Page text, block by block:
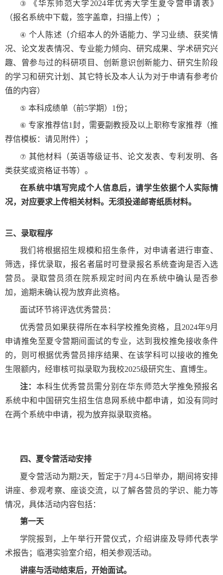
③ 《华东师范大学2024年优秀大学生夏令营申请表》
（报名系统中下载，签字盖章，扫描上传）；
④ 个人陈述（介绍本人的外语能力、学习业绩、获奖情
况、论文发表情况、专业能力倾向、研究成果、学术研究兴
趣、曾参与过的科研项目、创新意识创新能力、研究生阶段
的学习和研究计划、其它特长及本人认为对于申请有参考价
值的内容）
⑤ 本科成绩单（前5学期） 1份；
⑥ 专家推荐信1封，需要副教授及以上职称专家推荐（推
荐信模板：请见附件）；
⑦ 其他材料（英语等级证书、论文发表、专利发明、各
类获奖或资格证书等）。
在系统中填写完成个人信息后，请学生依据个人实际情
况，对应要求上传相关材料。无须投递邮寄纸质材料。
三、录取程序
我们将根据招生规模和招生条件，对申请者进行审查、
筛选，择优录取，报名者届时可登录报名系统查询是否入选
营员。录取营员须在院系规定时间内在系统中确认是否参
加，逾期未确认视为放弃此资格。
面试环节将评选优秀营员：
优秀营员如果获得所在本科学校推免资格，且 2024年9月
申请推免至夏令营期间面试的专业，达到我校推免接收条件
的，则可根据优秀营员排序结果、在该学科可以接收的推免
生限额内，经审核可拟录取为我校2025级研究生、 直博生。
注： 本科生优秀营员需分别在华东师范大学推免预报名
系统中和中国研究生招生信息网系统中都申请，如没有同时
在两个系统中申请，视为放弃拟录取资格。
四、夏令营活动安排
夏令营活动为期2天，暂定于7月 4-5日举办，期间将安排
讲座、参观考察、座谈交流，以了解各营员的学识、能力等
情况，具体活动内容包括：
第一天
学院报到，上午举行开营仪式，介绍讲座及导师代表学
术报告；临港实验室介绍，相关参观活动。
讲座与活动结束后，开始面试。